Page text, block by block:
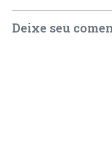
Deixe seu